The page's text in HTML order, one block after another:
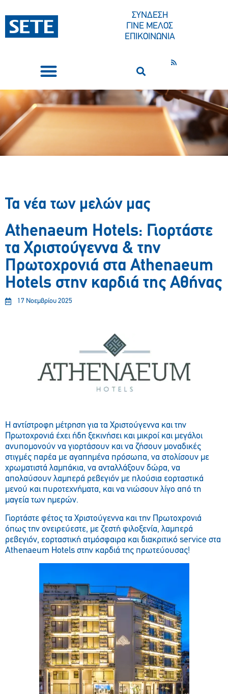
ΣΥΝΔΕΣΗ
ΓΙΝΕ ΜΕΛΟΣ
ΕΠΙΚΟΙΝΩΝΙΑ
Τα νέα των μελών μας
Athenaeum Hotels: Γιορτάστε
τα Χριστούγεννα & την
Πρωτοχρονιά στα Athenaeum
Hotels στην καρδιά της Αθήνας
17 Νοεμβρίου 2025
Η αντίστροφη μέτρηση για τα Χριστούγεννα και την
Πρωτοχρονιά έχει ήδη ξεκινήσει και μικροί και μεγάλοι
ανυπομονούν να γιορτάσουν και να ζήσουν μοναδικές
στιγμές παρέα με αγαπημένα πρόσωπα, να στολίσουν με
χρωματιστά λαμπάκια, να ανταλλάξουν δώρα, να
απολαύσουν λαμπερά ρεβεγιόν με πλούσια εορταστικά
μενού και πυροτεχνήματα, και να νιώσουν λίγο από τη
μαγεία των ημερών.
Γιορτάστε φέτος τα Χριστούγεννα και την Πρωτοχρονιά
όπως την ονειρεύεστε, με ζεστή φιλοξενία, λαμπερά
ρεβεγιόν, εορταστική ατμόσφαιρα και διακριτικό service στα
Athenaeum Hotels στην καρδιά της πρωτεύουσας!